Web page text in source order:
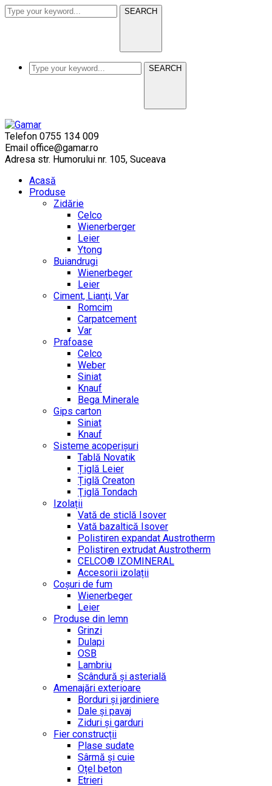
SEARCH
SEARCH
Telefon 0755 134 009
Email office@gamar.ro
Adresa str. Humorului nr. 105, Suceava
Acasă
Produse
Zidărie
Celco
Wienerberger
Leier
Ytong
Buiandrugi
Wienerbeger
Leier
Ciment, Lianţi, Var
Romcim
Carpatcement
Var
Prafoase
Celco
Weber
Siniat
Knauf
Bega Minerale
Gips carton
Siniat
Knauf
Sisteme acoperișuri
Tablă Novatik
Țiglă Leier
Țiglă Creaton
Ţiglă Tondach
Izolații
Vată de sticlă Isover
Vată bazaltică Isover
Polistiren expandat Austrotherm
Polistiren extrudat Austrotherm
CELCO® IZOMINERAL
Accesorii izolații
Coșuri de fum
Wienerbeger
Leier
Produse din lemn
Grinzi
Dulapi
OSB
Lambriu
Scândură și asterială
Amenajări exterioare
Borduri și jardiniere
Dale și pavaj
Ziduri și garduri
Fier construcții
Plase sudate
Sârmă şi cuie
Oțel beton
Etrieri